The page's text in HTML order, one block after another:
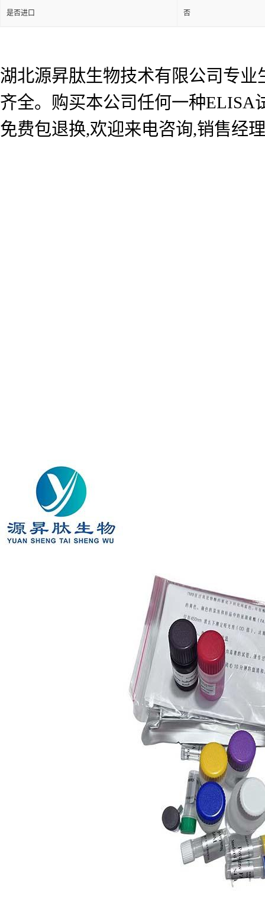
是否进口 否
湖北源昇肽生物技术有限公司专
齐全。购买本公司任何一种ELISA
免费包退换,欢迎来电咨询,销售经